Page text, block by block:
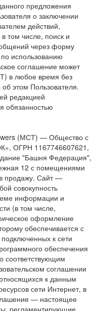
предложения
о заключении
действий,
том числе, поиск и
через форму
использованию
соглашение может
в любое время без
этом Пользователя.
редакцией
обязанностью
(МСТ) — Общество с
ОГРН 1167746607621,
"Башня Федерация",
12 с помещениями
продажу. Сайт —
совокупность
информации и
(в том числе,
оформление
обеспечивается с
подключенных к сети
обеспечения
соответствующим
соглашении
к данным
сети Интернет, в
— настоящее
регламентирующие